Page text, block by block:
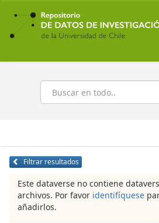
Ir
contenido
principal
Buscar
Filtrar resultados
Este dataverse no contiene
archivos. Por favor identifíquese
añadirlos.